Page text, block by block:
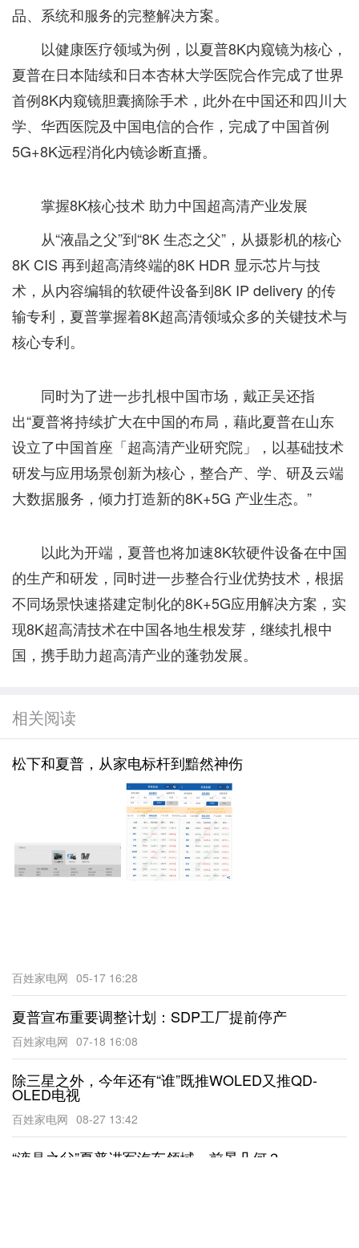
品、系统和服务的完整解决方案。
以健康医疗领域为例，以夏普8K内窥镜为核心，
夏普在日本陆续和日本杏林大学医院合作完成了世界
首例8K内窥镜胆囊摘除手术，此外在中国还和四川大
学、华西医院及中国电信的合作，完成了中国首例
5G+8K远程消化内镜诊断直播。
掌握8K核心技术 助力中国超高清产业发展
从“液晶之父”到“8K 生态之父”，从摄影机的核心
8K CIS 再到超高清终端的8K HDR 显示芯片与技
术，从内容编辑的软硬件设备到8K IP delivery 的传
输专利，夏普掌握着8K超高清领域众多的关键技术与
核心专利。
同时为了进一步扎根中国市场，戴正吴还指
出“夏普将持续扩大在中国的布局，藉此夏普在山东
设立了中国首座「超高清产业研究院」，以基础技术
研发与应用场景创新为核心，整合产、学、研及云端
大数据服务，倾力打造新的8K+5G 产业生态。”
以此为开端，夏普也将加速8K软硬件设备在中国
的生产和研发，同时进一步整合行业优势技术，根据
不同场景快速搭建定制化的8K+5G应用解决方案，实
现8K超高清技术在中国各地生根发芽，继续扎根中
国，携手助力超高清产业的蓬勃发展。
相关阅读
松下和夏普，从家电标杆到黯然神伤
百姓家电网 05-17 16:28
夏普宣布重要调整计划：SDP工厂提前停产
百姓家电网 07-18 16:08
除三星之外，今年还有“谁”既推WOLED又推QD-
OLED电视
百姓家电网 08-27 13:42
“液晶之父”夏普进军汽车领域，前景几何？